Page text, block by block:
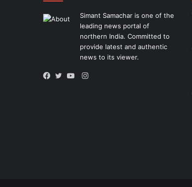
Simant Samachar is one of the
leading news portal of
northern India. Committed to
provide latest and authentic
news to its viewer.
Instagram